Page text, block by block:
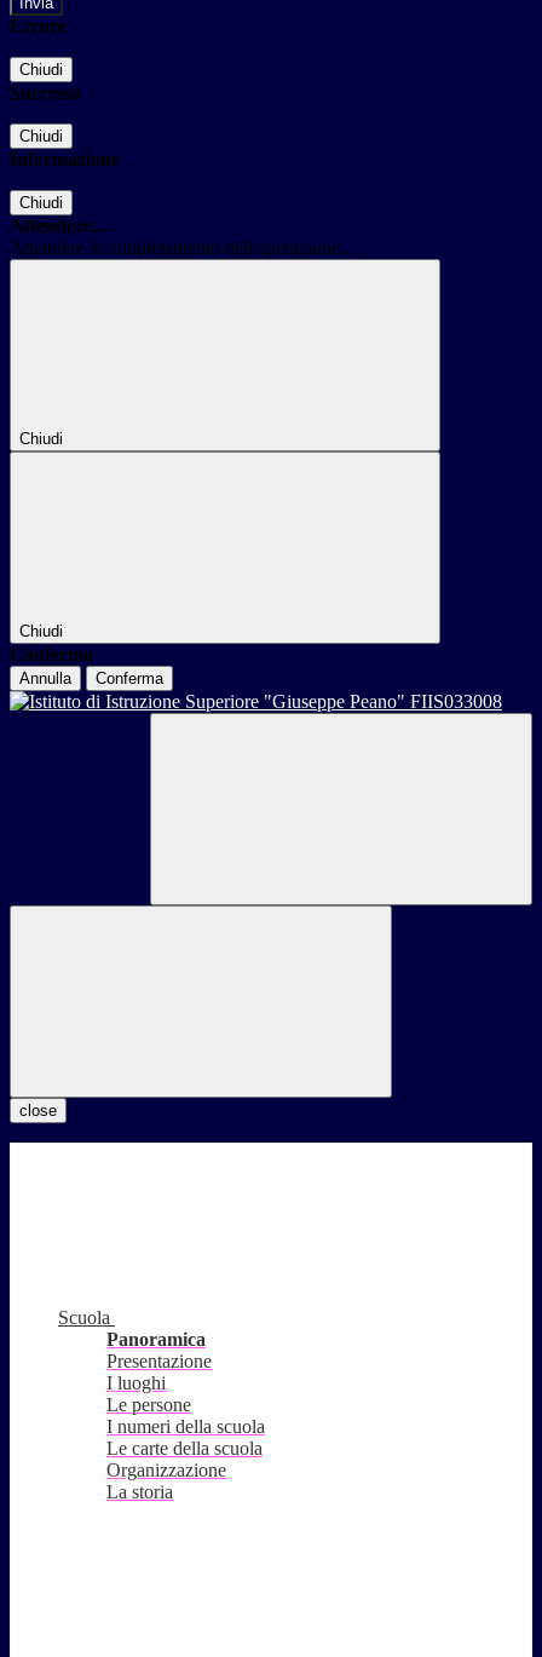
Errore
Chiudi
Successo
Chiudi
Informazione
Chiudi
Attendere...
Attendere il completamento dell'operazione...
Chiudi
Chiudi
Conferma
Annulla Conferma
close
Scuola
Panoramica
Presentazione
I luoghi
Le persone
I numeri della scuola
Le carte della scuola
Organizzazione
La storia